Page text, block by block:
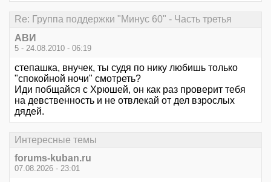
Re: Группа поддержки "Минус 60" - Часть третья
АВИ
5 - 24.08.2010 - 06:19
степашка, внучек, ты судя по нику любишь только
"спокойной ночи" смотреть?
Иди побщайся с Хрюшей, он как раз проверит тебя
на девственность и не отвлекай от дел взрослых
дядей.
Интересные темы
forums-kuban.ru
07.08.2026 - 23:01